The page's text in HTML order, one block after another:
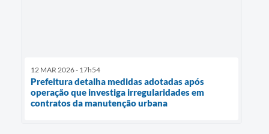
12 MAR 2026 - 17h54
Prefeitura detalha medidas adotadas após
operação que investiga irregularidades em
contratos da manutenção urbana